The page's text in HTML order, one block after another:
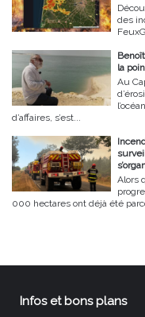
des
la
Au
d’affaires, s’est...
Alors
000 hectares ont déjà été
Infos et bons plans